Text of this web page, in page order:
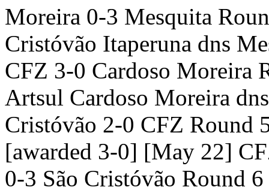
Moreira 0-3 Mesquita
Cristóvão Itaperuna dns
CFZ 3-0 Cardoso Moreira
Artsul Cardoso Moreira
Cristóvão 2-0 CFZ Round
[awarded 3-0] [May 22]
0-3 São Cristóvão Round